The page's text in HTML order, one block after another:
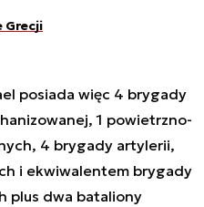
Grecji
posiada więc 4 brygady
1 powietrzno-
4 brygady artylerii,
i ekwiwalentem brygady
plus dwa bataliony